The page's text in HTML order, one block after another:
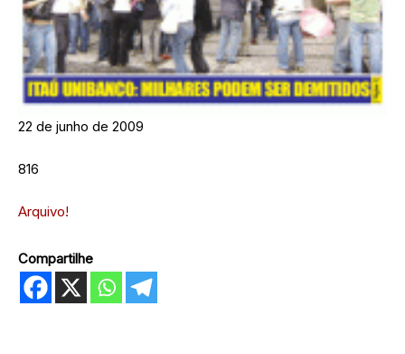
22 de junho de 2009
816
Arquivo!
Compartilhe